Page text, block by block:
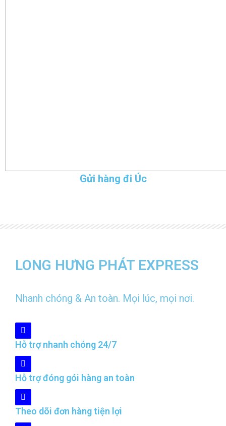
Gửi hàng đi Úc
LONG HƯNG PHÁT EXPRESS
Nhanh chóng & An toàn. Mọi lúc, mọi nơi.
Hỗ trợ nhanh chóng 24/7
Hỗ trợ đóng gói hàng an toàn
Theo dõi đơn hàng tiện lợi